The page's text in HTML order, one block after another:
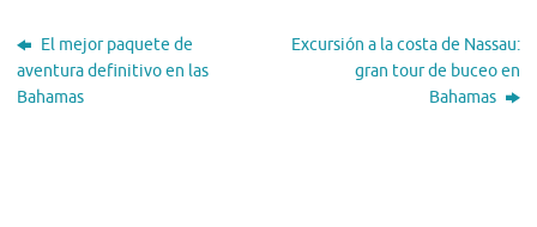
El mejor paquete de
aventura definitivo en las
Bahamas
Excursión a la costa de Nassau:
gran tour de buceo en
Bahamas